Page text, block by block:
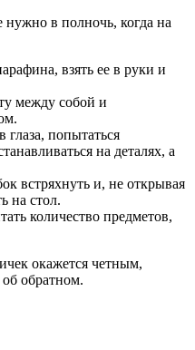
нужно в полночь, когда на
взять ее в руки и
между собой и
глаза, попытаться
на деталях, а
встряхнуть и, не открывая
на стол.
количество предметов,
окажется четным,
обратном.